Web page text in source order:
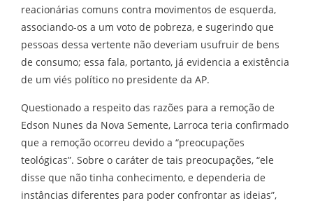
reacionárias comuns contra movimentos de esquerda,
associando-os a um voto de pobreza, e sugerindo que
pessoas dessa vertente não deveriam usufruir de bens
de consumo; essa fala, portanto, já evidencia a existência
de um viés político no presidente da AP.
Questionado a respeito das razões para a remoção de
Edson Nunes da Nova Semente, Larroca teria confirmado
que a remoção ocorreu devido a “preocupações
teológicas”. Sobre o caráter de tais preocupações, “ele
disse que não tinha conhecimento, e dependeria de
instâncias diferentes para poder confrontar as ideias”,